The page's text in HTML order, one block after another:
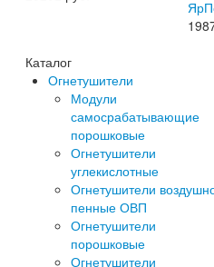
Каталог
Огнетушители
Модули
самосрабатывающие
порошковые
Огнетушители
углекислотные
Огнетушители
пенные ОВП
Огнетушители
порошковые
Огнетушители